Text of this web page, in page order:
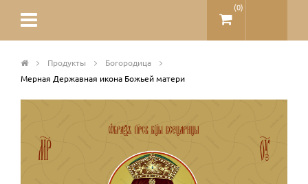
(0)
Продукты
Богородица
Мерная Державная икона Божьей матери